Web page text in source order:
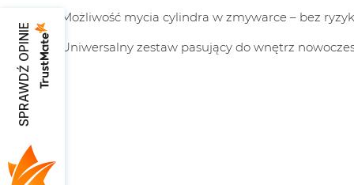
Możliwość mycia cylindra w zmywarce – bez
Uniwersalny zestaw pasujący do wnętrz
SPRAWDŹ OPINIE